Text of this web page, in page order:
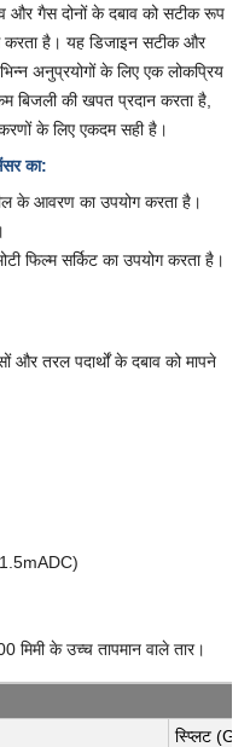
और गैस दोनों के दबाव को सटीक रूप
करता है। यह डिजाइन सटीक और
अनुप्रयोगों के लिए एक लोकप्रिय
बिजली की खपत प्रदान करता है,
के लिए एकदम सही है।
का:
के आवरण का उपयोग करता है।
फिल्म सर्किट का उपयोग करता है।
तरल पदार्थों के दबाव को मापने
1.5mADC)
मिमी के उच्च तापमान वाले तार।
स्प्लिट (G)